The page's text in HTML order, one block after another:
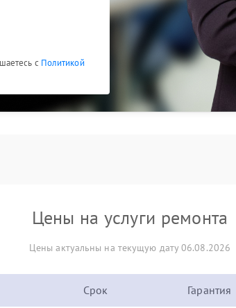
с Политикой
Цены на услуги ремонта
Цены актуальны на текущую дату 06.08.2026
Срок Гарантия